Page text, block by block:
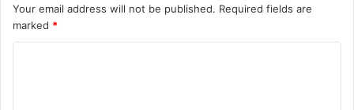
Your email address will not be published. Required fields are
marked *